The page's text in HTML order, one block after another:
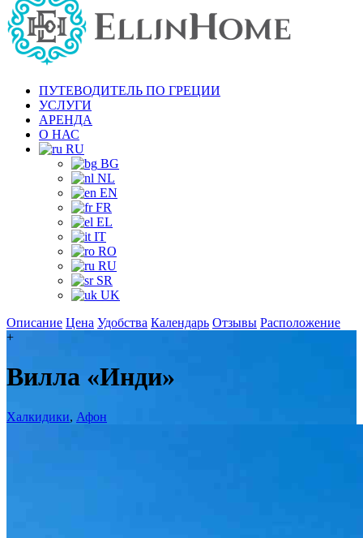
ПУТЕВОДИТЕЛЬ ПО ГРЕЦИИ
УСЛУГИ
АРЕНДА
О НАС
RU
BG
NL
EN
FR
EL
IT
RO
RU
SR
UK
Описание Цена Удобства Календарь Отзывы Расположение
+
Вилла «Инди»
Халкидики, Афон